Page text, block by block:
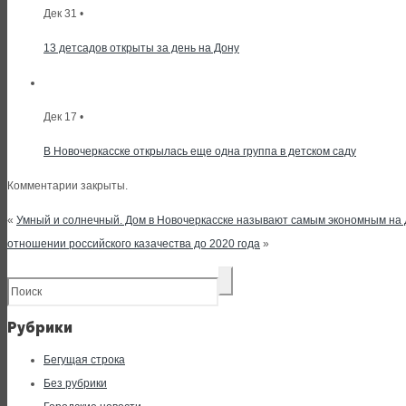
Дек 31 •
13 детсадов открыты за день на Дону
Дек 17 •
В Новочеркасске открылась еще одна группа в детском саду
Комментарии закрыты.
« Умный и солнечный. Дом в Новочеркасске называют самым экономным на
отношении российского казачества до 2020 года »
Рубрики
Бегущая строка
Без рубрики